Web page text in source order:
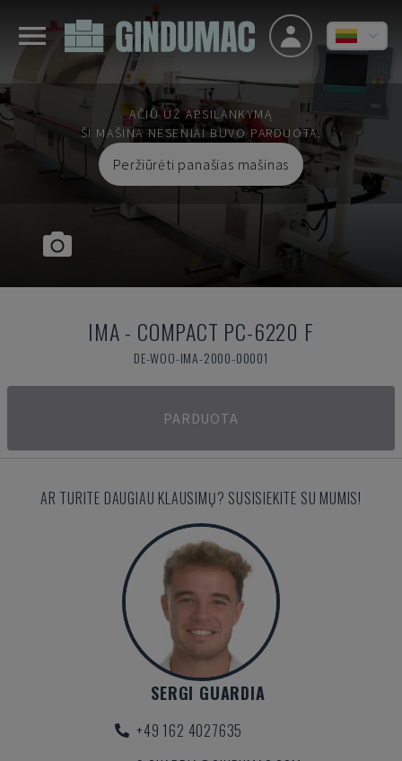
AČIŪ UŽ APSILANKYMĄ
ŠI MAŠINA NESENIAI BUVO PARDUOTA.
Peržiūrėti panašias mašinas
IMA- COMPACT PC-6220 F
DE-WOO-IMA-2000-00001
PARDUOTA
AR TURITE DAUGIAU KLAUSIMŲ? SUSISIEKITE SU MUMIS!
SERGI GUARDIA
+49 162 4027635